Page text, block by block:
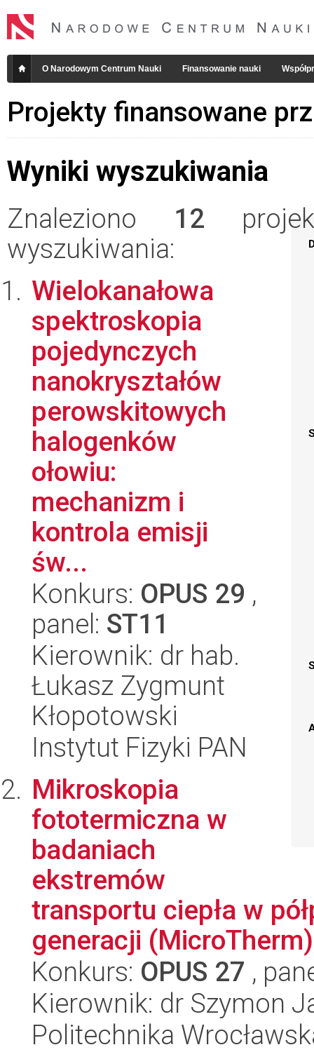
O Narodowym Centrum Nauki Finansowanie nauki
Projekty finansowane
Wyniki wyszukiwania
Znaleziono 12
wyszukiwania:
Wielokanałowa
spektroskopia
pojedynczych
nanokryształów
perowskitowych
halogenków
ołowiu:
mechanizm i
kontrola emisji
św...
Konkurs: OPUS 29 ,
panel: ST11
Kierownik: dr hab.
Łukasz Zygmunt
Kłopotowski
Instytut Fizyki PAN
Mikroskopia
fototermiczna w
badaniach
ekstremów
transportu ciepła w
generacji (MicroTherm)
Konkurs: OPUS 27 ,
Kierownik: dr Szymon
Politechnika